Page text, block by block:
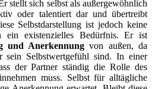
stellt sich selbst als außergewöhnlich
oder talentiert dar und übertreibt
Selbstdarstellung ist jedoch keine
ein existenzielles Bedürfnis. Er ist
und Anerkennung von außen, da
sein Selbstwertgefühl sind. In einer
der Partner ständig die Rolle des
muss. Selbst für alltägliche